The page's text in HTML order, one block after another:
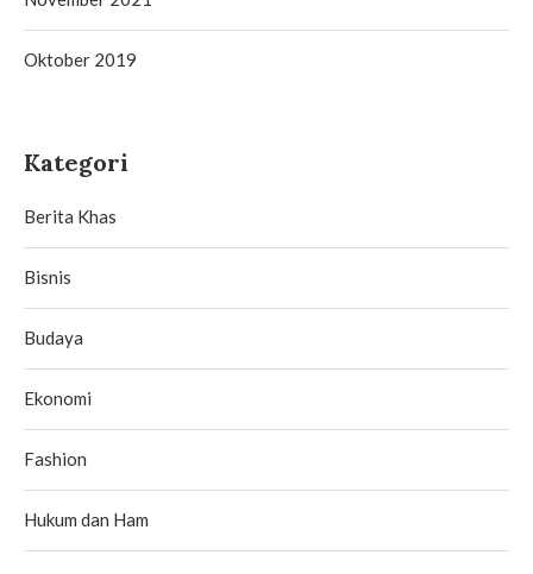
Oktober 2019
Kategori
Berita Khas
Bisnis
Budaya
Ekonomi
Fashion
Hukum dan Ham